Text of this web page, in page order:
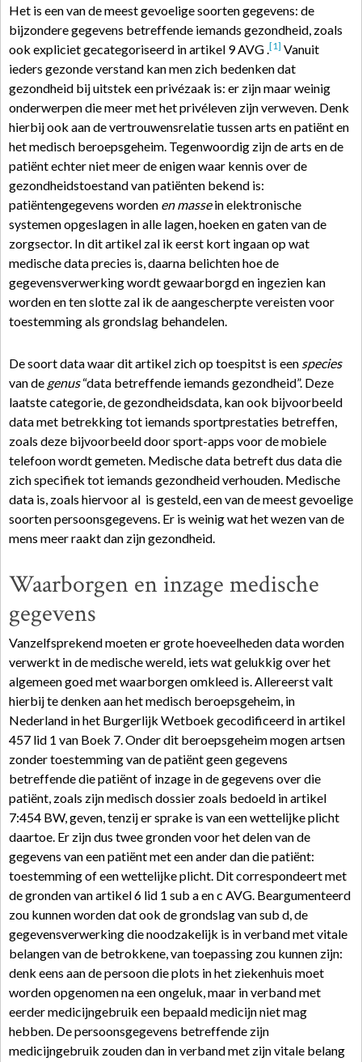
Het is een van de meest gevoelige soorten gegevens: de
bijzondere gegevens betreffende iemands gezondheid, zoals
ook expliciet gecategoriseerd in artikel 9 AVG .[1] Vanuit
ieders gezonde verstand kan men zich bedenken dat
gezondheid bij uitstek een privézaak is: er zijn maar weinig
onderwerpen die meer met het privéleven zijn verweven. Denk
hierbij ook aan de vertrouwensrelatie tussen arts en patiënt en
het medisch beroepsgeheim. Tegenwoordig zijn de arts en de
patiënt echter niet meer de enigen waar kennis over de
gezondheidstoestand van patiënten bekend is:
patiëntengegevens worden en massein elektronische
systemen opgeslagen in alle lagen, hoeken en gaten van de
zorgsector. In dit artikel zal ik eerst kort ingaan op wat
medische data precies is, daarna belichten hoe de
gegevensverwerking wordt gewaarborgd en ingezien kan
worden en ten slotte zal ik de aangescherpte vereisten voor
toestemming als grondslag behandelen.
De soort data waar dit artikel zich op toespitst is een species
van de genus“data betreffende iemands gezondheid”. Deze
laatste categorie, de gezondheidsdata, kan ook bijvoorbeeld
data met betrekking tot iemands sportprestaties betreffen,
zoals deze bijvoorbeeld door sport-apps voor de mobiele
telefoon wordt gemeten. Medische data betreft dus data die
zich specifiek tot iemands gezondheid verhouden. Medische
data is, zoals hiervoor al is gesteld, een van de meest gevoelige
soorten persoonsgegevens. Er is weinig wat het wezen van de
mens meer raakt dan zijn gezondheid.
Waarborgen en inzage medische
gegevens
Vanzelfsprekend moeten er grote hoeveelheden data worden
verwerkt in de medische wereld, iets wat gelukkig over het
algemeen goed met waarborgen omkleed is. Allereerst valt
hierbij te denken aan het medisch beroepsgeheim, in
Nederland in het Burgerlijk Wetboek gecodificeerd in artikel
457 lid 1 van Boek 7. Onder dit beroepsgeheim mogen artsen
zonder toestemming van de patiënt geen gegevens
betreffende die patiënt of inzage in de gegevens over die
patiënt, zoals zijn medisch dossier zoals bedoeld in artikel
7:454 BW, geven, tenzij er sprake is van een wettelijke plicht
daartoe. Er zijn dus twee gronden voor het delen van de
gegevens van een patiënt met een ander dan die patiënt:
toestemming of een wettelijke plicht. Dit correspondeert met
de gronden van artikel 6 lid 1 sub a en c AVG. Beargumenteerd
zou kunnen worden dat ook de grondslag van sub d, de
gegevensverwerking die noodzakelijk is in verband met vitale
belangen van de betrokkene, van toepassing zou kunnen zijn:
denk eens aan de persoon die plots in het ziekenhuis moet
worden opgenomen na een ongeluk, maar in verband met
eerder medicijngebruik een bepaald medicijn niet mag
hebben. De persoonsgegevens betreffende zijn
medicijngebruik zouden dan in verband met zijn vitale belang